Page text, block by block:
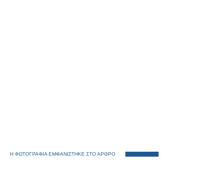
Η ΦΩΤΟΓΡΑΦΙΑ ΕΜΦΑΝΙΣΤΗΚΕ ΣΤΟ ΑΡΘΡΟ